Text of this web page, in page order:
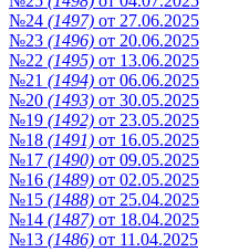
№24 (1497) от 27.06.2025
№23 (1496) от 20.06.2025
№22 (1495) от 13.06.2025
№21 (1494) от 06.06.2025
№20 (1493) от 30.05.2025
№19 (1492) от 23.05.2025
№18 (1491) от 16.05.2025
№17 (1490) от 09.05.2025
№16 (1489) от 02.05.2025
№15 (1488) от 25.04.2025
№14 (1487) от 18.04.2025
№13 (1486) от 11.04.2025